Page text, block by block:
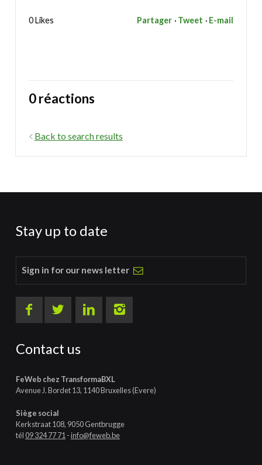
0 Likes Partager Tweet E-mail
0 réactions
Back to search results
Stay up to date
Sign in for our news letter
Contact us
FeWeb chez TransformaBXL
Avenue J. Bordet 13, 1140 Bruxelles (Evere)
Siège social
Kerkstraat 108, 9050 Gentbrugge
tél09 324 77 71-info@feweb.be